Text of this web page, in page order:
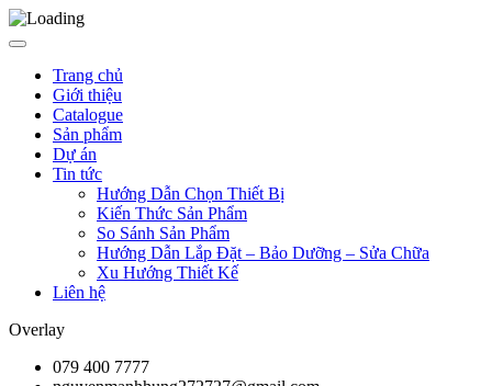
Trang chủ
Giới thiệu
Catalogue
Sản phẩm
Dự án
Tin tức
Hướng Dẫn Chọn Thiết Bị
Kiến Thức Sản Phẩm
So Sánh Sản Phẩm
Hướng Dẫn Lắp Đặt – Bảo Dưỡng – Sửa Chữa
Xu Hướng Thiết Kế
Liên hệ
Overlay
079 400 7777